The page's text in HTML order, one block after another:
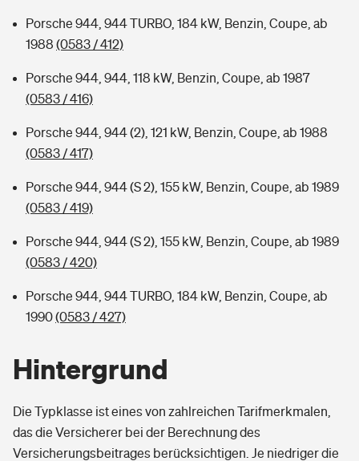
Sie haben Fragen?
Porsche 944, 944 TURBO, 184 kW, Benzin, Coupe, ab
1988 (0583 / 412)
Porsche 944, 944, 118 kW, Benzin, Coupe, ab 1987
(0583 / 416)
Porsche 944, 944 (2), 121 kW, Benzin, Coupe, ab 1988
(0583 / 417)
Porsche 944, 944 (S 2), 155 kW, Benzin, Coupe, ab 1989
(0583 / 419)
Porsche 944, 944 (S 2), 155 kW, Benzin, Coupe, ab 1989
(0583 / 420)
Porsche 944, 944 TURBO, 184 kW, Benzin, Coupe, ab
1990(0583 / 427)
Hintergrund
Die Typklasse ist eines von zahlreichen Tarifmerkmalen,
das die Versicherer bei der Berechnung des
Versicherungsbeitrages berücksichtigen. Je niedriger die